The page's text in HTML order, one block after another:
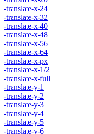
-translate-x-24
-translate-x-32
-translate-x-40
-translate-x-48
-translate-x-56
-translate-x-64
-translate-x-px
-translate-x-1/2
-translate-x-full
-translate-y-1
-translate-y-2
-translate-y-3
-translate-y-4
-translate-y-5
-translate-y-6